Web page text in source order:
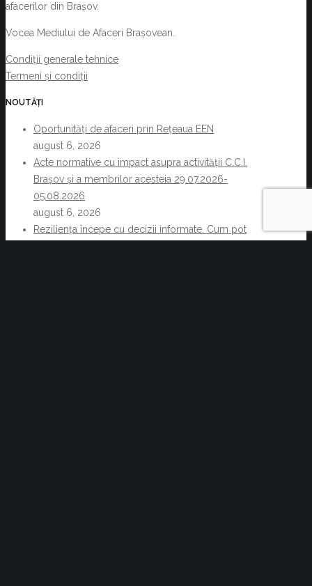
afacerilor din Brașov.
Vocea Mediului de Afaceri Brașovean.
Condiții generale tehnice
Termeni și condiții
NOUTĂȚI
Oportunități de afaceri prin Rețeaua EEN
august 6, 2026
Acte normative cu impact asupra activității C.C.I.
Brașov și a membrilor acesteia 29.07.2026-
05.08.2026
august 6, 2026
Reziliența începe cu decizii informate. Cum pot